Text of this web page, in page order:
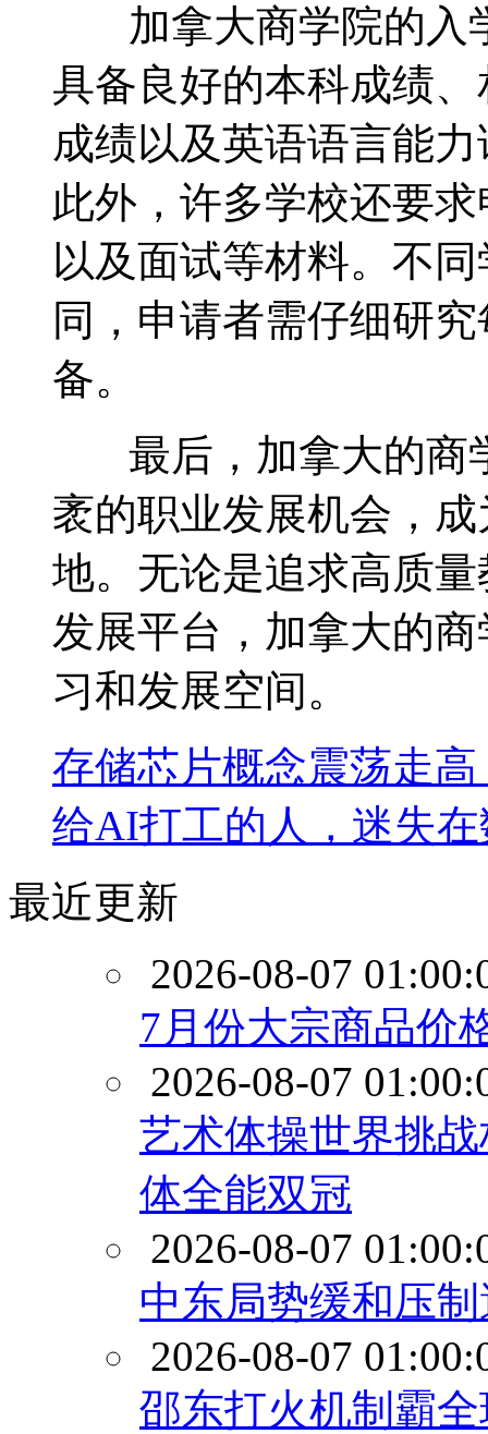
加拿大商学院的入
具备良好的本科成绩
成绩以及英语语言能
此外，许多学校还要
以及面试等材料。不
同，申请者需仔细研
备。
最后，加拿大的商
袤的职业发展机会，
地。无论是追求高质
发展平台，加拿大的
习和发展空间。
存储芯片概念震荡走
给AI打工的人，迷失
最近更新
2026-08-07
7月份大宗商品价
2026-08-07
艺术体操世界挑
体全能双冠
2026-08-07
中东局势缓和压
2026-08-07
邵东打火机制霸